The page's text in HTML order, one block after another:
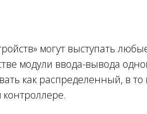
могут выступать
модули ввода-вывода
как распределенный, в то